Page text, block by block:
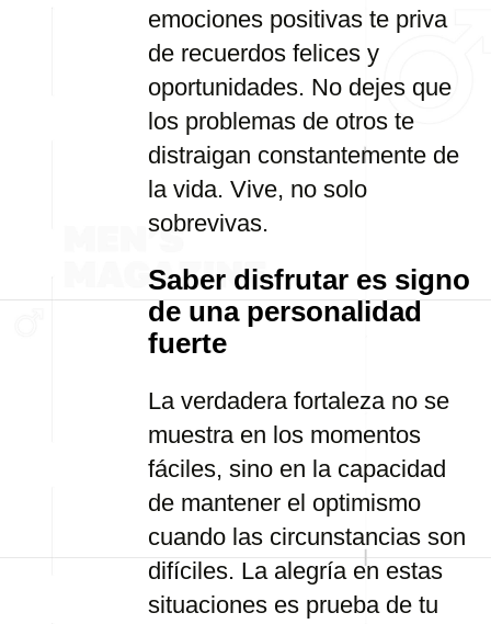
emociones positivas te priva
de recuerdos felices y
oportunidades. No dejes que
los problemas de otros te
distraigan constantemente de
la vida. Vive, no solo
sobrevivas.
Saber disfrutar es signo
de una personalidad
fuerte
La verdadera fortaleza no se
muestra en los momentos
fáciles, sino en la capacidad
de mantener el optimismo
cuando las circunstancias son
difíciles. La alegría en estas
situaciones es prueba de tu